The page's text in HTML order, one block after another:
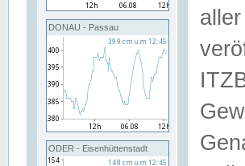
DONAU - Passau
ODER - Eisenhüttenstadt